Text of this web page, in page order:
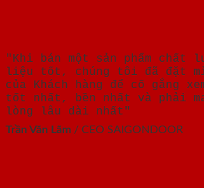
"Khi bán một sản phẩm chất
liệu tốt, chúng tôi đã đặt
của Khách hàng để cố gắng
tốt nhất, bền nhất và phải
lòng lâu dài nhất"
Trần Văn Lãm / CEO SAIGONDOOR